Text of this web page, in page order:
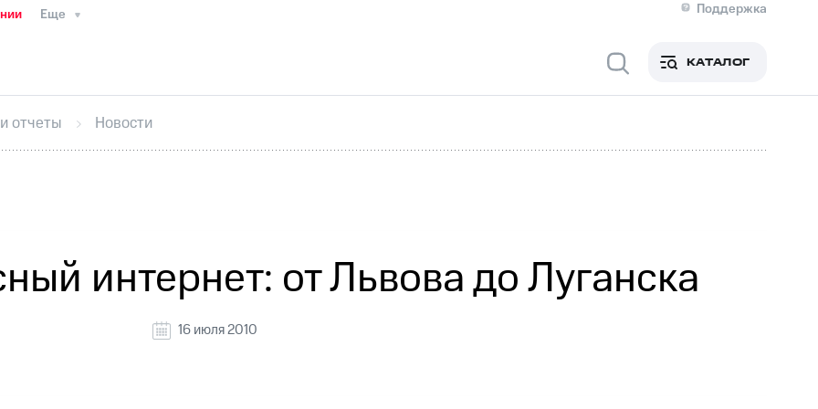
Еще
Поддержка
Медиа-центр
ИнтервьюФинансовая отчетностьКонтактыНовости в регионе
секретарьРаскрытие информации
кабинет акционераАкционерный капиталКонтроль и аудитРынок акций
КАТАЛОГ
отчеты Новости
интернет: от Львова до Луганска
16 июля 2010